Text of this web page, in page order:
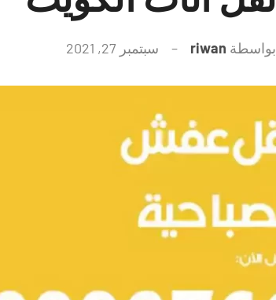
بواسطة riwan سبتمبر 27, 2021